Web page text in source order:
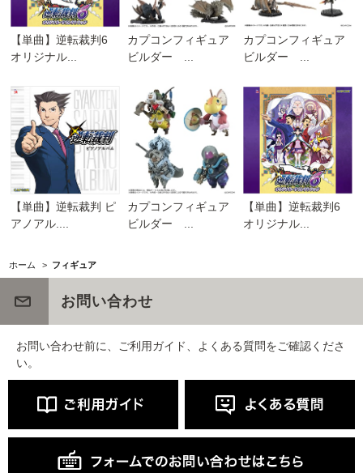
【単曲】逆転裁判6
オリジナル...
カプコンフィギュア
ビルダー ...
カプコンフィギュア
ビルダー ...
【単曲】逆転裁判 ピ
アノアル....
カプコンフィギュア
ビルダー ...
【単曲】逆転裁判6
オリジナル...
ホーム > フィギュア
お問い合わせ
お問い合わせ前に、ご利用ガイド、よくある質問をご確認くださ
い。